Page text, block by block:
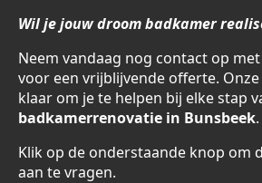
Wil je jouw droom badkamer
Neem vandaag nog contact op
voor een vrijblijvende offerte.
klaar om je te helpen bij elke stap
badkamerrenovatie in Bunsbeek.
Klik op de onderstaande knop om
aan te vragen.